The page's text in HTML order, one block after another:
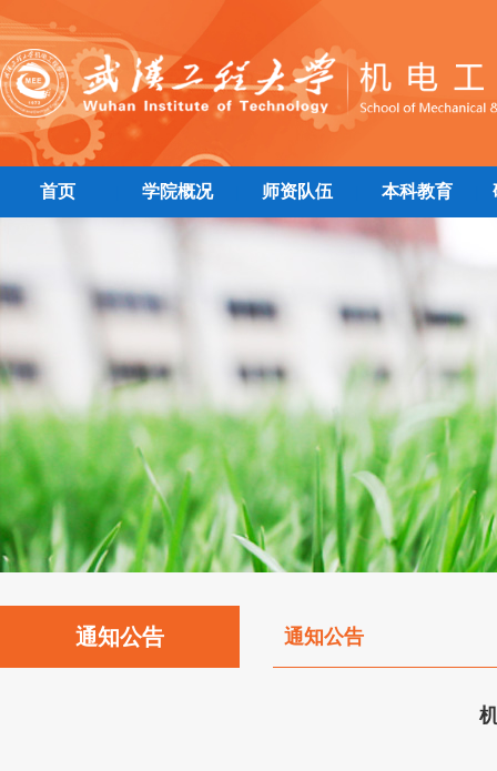
首页 学院概况 师资队伍 本科教育
通知公告 通知公告